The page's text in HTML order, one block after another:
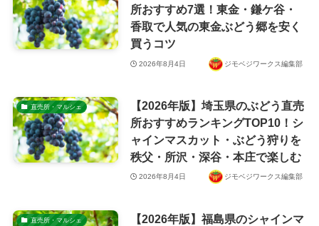
所おすすめ7選！東金・鎌ケ谷・
香取で人気の東金ぶどう郷を安く
買うコツ
2026年8月4日 ジモベジワークス編集部
直売所・マルシェ
【2026年版】埼玉県のぶどう直売
所おすすめランキングTOP10！シ
ャインマスカット・ぶどう狩りを
秩父・所沢・深谷・本庄で楽しむ
2026年8月4日 ジモベジワークス編集部
直売所・マルシェ
【2026年版】福島県のシャインマ